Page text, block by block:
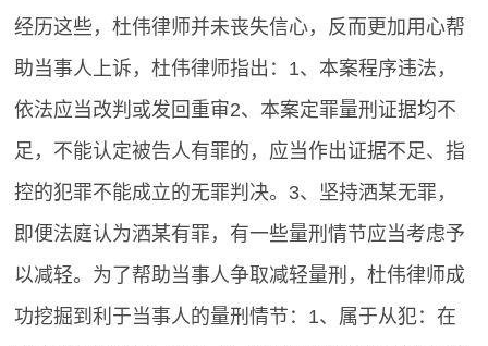
经历这些，杜伟律师并未丧失信心，反而更加用心帮
助当事人上诉，杜伟律师指出：1、本案程序违法，
依法应当改判或发回重审2、本案定罪量刑证据均不
足，不能认定被告人有罪的，应当作出证据不足、指
控的犯罪不能成立的无罪判决。3、坚持洒某无罪，
即便法庭认为洒某有罪，有一些量刑情节应当考虑予
以减轻。为了帮助当事人争取减轻量刑，杜伟律师成
功挖掘到利于当事人的量刑情节：1、属于从犯：在